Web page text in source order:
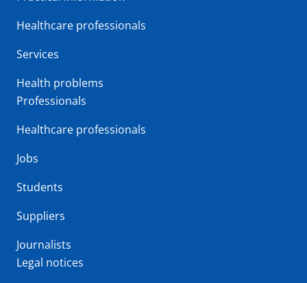
Healthcare professionals
Services
Health problems
Professionals
Healthcare professionals
Jobs
Students
Suppliers
Journalists
Legal notices